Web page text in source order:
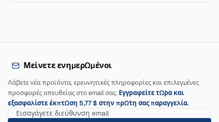
Μείνετε ενημερωμένοι
Λάβετε νέα προϊόντα, ερευνητικές πληροφορίες και επιλεγμένες
προσφορές απευθείας στο email σας. Εγγραφείτε τώρα και
εξασφαλίστε έκπτωση 5,77 $ στην πρώτη σας παραγγελία.